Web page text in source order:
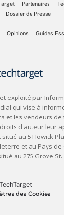
Partenaires
Dossier de Presse
Opinions Guides
des Cookies